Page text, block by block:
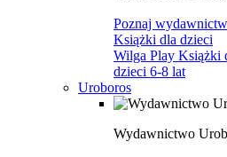
Poznaj
Książki dla dzieci
Wilga Play Książki
dzieci 6-8 lat
Uroboros
Wydawnictwo